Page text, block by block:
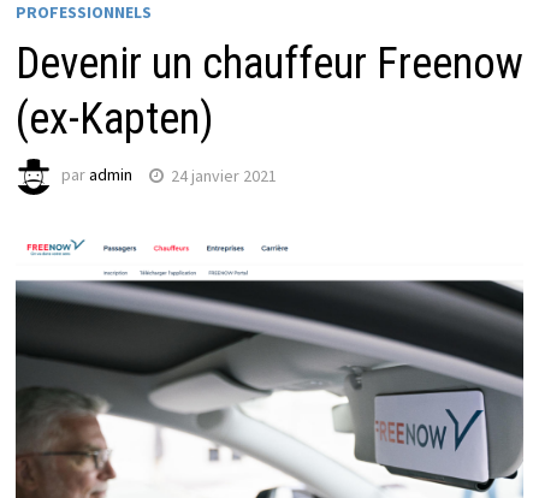
PROFESSIONNELS
Devenir un chauffeur Freenow
(ex-Kapten)
paradmin 24 janvier 2021